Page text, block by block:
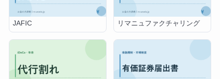
JAFIC リマニュファクチャリング